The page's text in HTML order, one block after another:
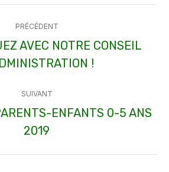
PRÉCÉDENT
Article
précédent
AVEC NOTRE CONSEIL
!
SUIVANT
Article
suivant
:
ENFANTS 0-5 ANS
2019